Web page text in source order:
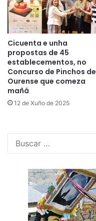
Cicuenta e unha
propostas de 45
establecementos, no
Concurso de Pinchos de
Ourense que comeza
mañá
12 de Xuño de 2025